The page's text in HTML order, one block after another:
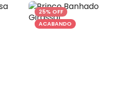
25% OFF
ACABANDO